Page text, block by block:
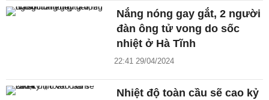
Nắng nóng gay gắt, 2 người
đàn ông tử vong do sốc
nhiệt ở Hà Tĩnh
22:41 29/04/2024
Nhiệt độ toàn cầu sẽ cao kỷ